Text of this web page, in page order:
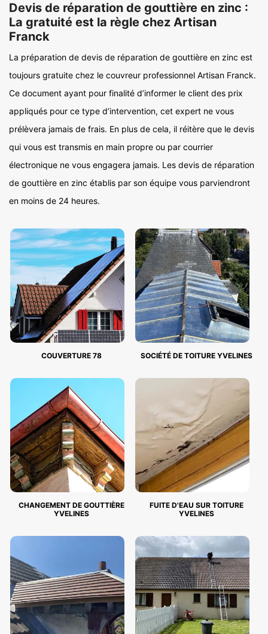
Devis de réparation de gouttière en zinc :
La gratuité est la règle chez Artisan
Franck
La préparation de devis de réparation de gouttière en zinc est
toujours gratuite chez le couvreur professionnel Artisan Franck.
Ce document ayant pour finalité d’informer le client des prix
appliqués pour ce type d’intervention, cet expert ne vous
prélèvera jamais de frais. En plus de cela, il réitère que le devis
qui vous est transmis en main propre ou par courrier
électronique ne vous engagera jamais. Les devis de réparation
de gouttière en zinc établis par son équipe vous parviendront
en moins de 24 heures.
COUVERTURE 78 SOCIÉTÉ DE TOITURE YVELINES
CHANGEMENT DE GOUTTIÈRE
YVELINES
FUITE D'EAU SUR TOITURE
YVELINES